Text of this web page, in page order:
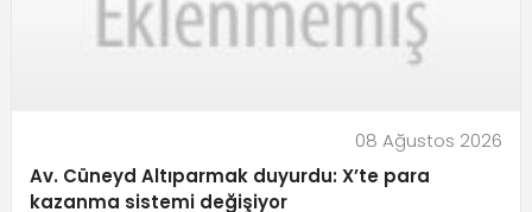
08 Ağustos 2026
Av. Cüneyd Altıparmak duyurdu: X’te para
kazanma sistemi değişiyor